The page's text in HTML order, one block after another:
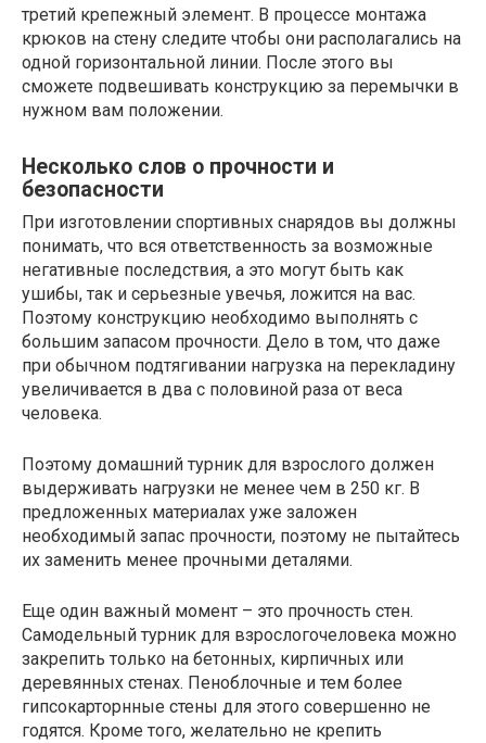
третий крепежный элемент. В процессе монтажа
крюков на стену следите чтобы они располагались на
одной горизонтальной линии. После этого вы
сможете подвешивать конструкцию за перемычки в
нужном вам положении.
Несколько слов о прочности и
безопасности
При изготовлении спортивных снарядов вы должны
понимать, что вся ответственность за возможные
негативные последствия, а это могут быть как
ушибы, так и серьезные увечья, ложится на вас.
Поэтому конструкцию необходимо выполнять с
большим запасом прочности. Дело в том, что даже
при обычном подтягивании нагрузка на перекладину
увеличивается в два с половиной раза от веса
человека.
Поэтому домашний турник для взрослого должен
выдерживать нагрузки не менее чем в 250 кг. В
предложенных материалах уже заложен
необходимый запас прочности, поэтому не пытайтесь
их заменить менее прочными деталями.
Еще один важный момент – это прочность стен.
Самодельный турник для взрослогочеловека можно
закрепить только на бетонных, кирпичных или
деревянных стенах. Пеноблочные и тем более
гипсокарторнные стены для этого совершенно не
годятся. Кроме того, желательно не крепить